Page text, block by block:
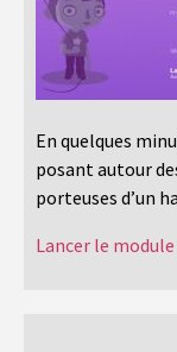
En quelques
posant autour
porteuses d’un
Lancer le